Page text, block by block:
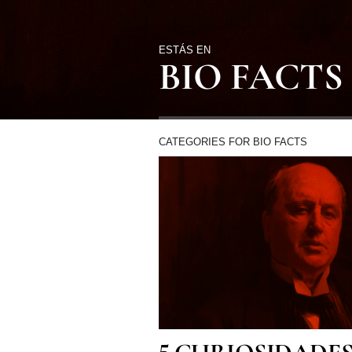
ESTÁS EN
BIO FACTS
CATEGORIES FOR BIO FACTS